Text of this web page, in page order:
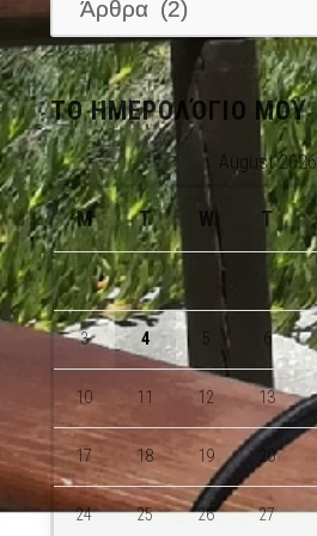
ΤΟ ΗΜΕΡΟΛΌΓΙΟ ΜΟΥ
August 2026
M T W T
3 4 6
10 11 12 13
17 18 19 20
24 25 26 27